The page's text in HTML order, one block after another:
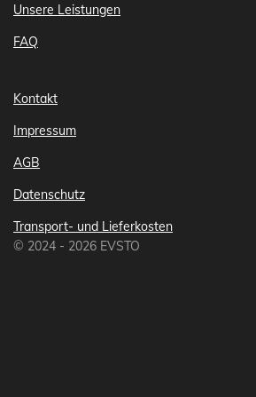
Unsere Leistungen
FAQ
Kontakt
Impressum
AGB
Datenschutz
Transport- und Lieferkosten
© 2024 - 2026 EVSTO